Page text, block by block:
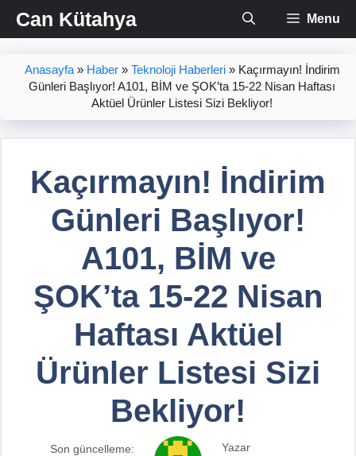
İçeriğe
atlaCan Kütahya Menu
Anasayfa» Haber» Teknoloji Haberleri» Kaçırmayın! İndirim
Günleri Başlıyor! A101, BİM ve ŞOK’ta 15-22 Nisan Haftası
Aktüel Ürünler Listesi Sizi Bekliyor!
Kaçırmayın! İndirim
Günleri Başlıyor!
A101, BİM ve
ŞOK’ta 15-22 Nisan
Haftası Aktüel
Ürünler Listesi Sizi
Bekliyor!
Son güncelleme: Yazar